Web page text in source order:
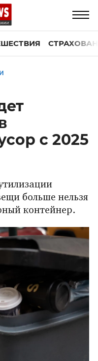
с 2025
больше нельзя
контейнер.